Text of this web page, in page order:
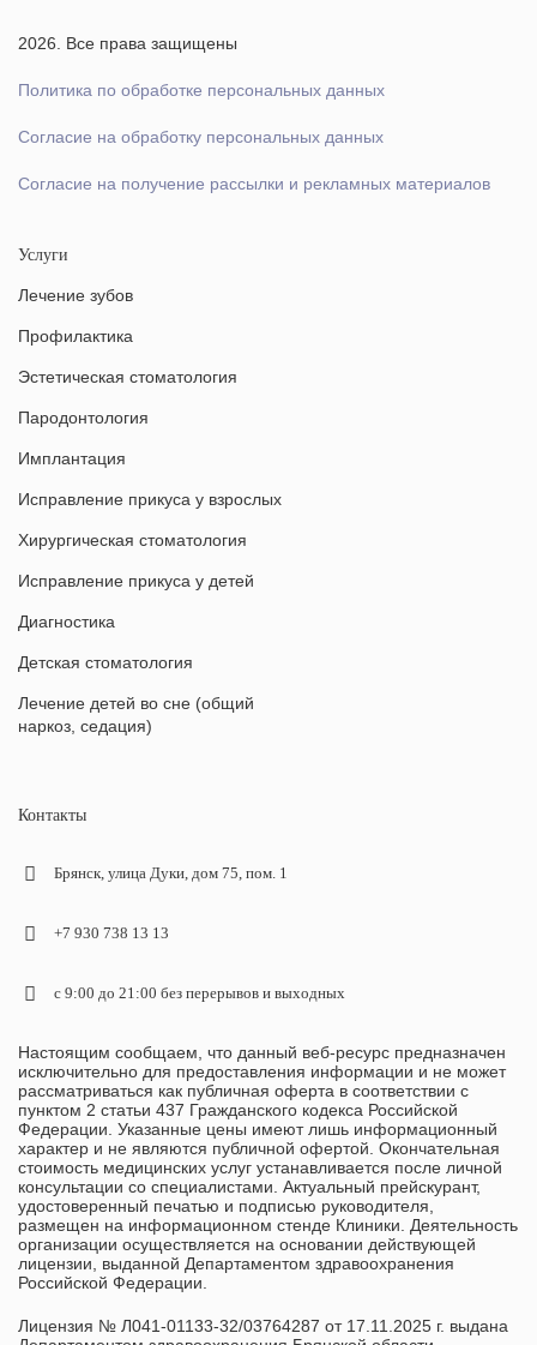
2026. Все права защищены
Политика по обработке персональных данных
Согласие на обработку персональных данных
Согласие на получение рассылки и рекламных материалов
Услуги
Лечение зубов
Профилактика
Эстетическая стоматология
Пародонтология
Имплантация
Исправление прикуса у взрослых
Хирургическая стоматология
Исправление прикуса у детей
Диагностика
Детская стоматология
Лечение детей во сне (общий
наркоз, седация)
Контакты
Брянск, улица Дуки, дом 75, пом. 1
+7 930 738 13 13
с 9:00 до 21:00 без перерывов и выходных
Настоящим сообщаем, что данный веб-ресурс предназначен
исключительно для предоставления информации и не может
рассматриваться как публичная оферта в соответствии с
пунктом 2 статьи 437 Гражданского кодекса Российской
Федерации. Указанные цены имеют лишь информационный
характер и не являются публичной офертой. Окончательная
стоимость медицинских услуг устанавливается после личной
консультации со специалистами. Актуальный прейскурант,
удостоверенный печатью и подписью руководителя,
размещен на информационном стенде Клиники. Деятельность
организации осуществляется на основании действующей
лицензии, выданной Департаментом здравоохранения
Российской Федерации.
Лицензия № Л041-01133-32/03764287 от 17.11.2025 г. выдана